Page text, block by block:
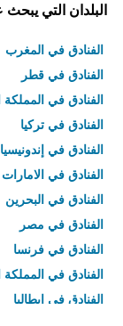
البلدان التي
الفنادق في المغرب
الفنادق في قطر
الفنادق في المملكة
الفنادق في تركيا
الفنادق في إندونيسيا
الفنادق في الامارات
الفنادق في البحرين
الفنادق في مصر
الفنادق في فرنسا
الفنادق في المملكة
الفنادق في إيطاليا